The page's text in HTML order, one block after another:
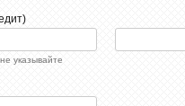
указывайте